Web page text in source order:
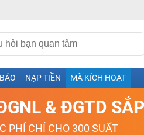
NẠP TIỀN MÃ KÍCH HOẠT
& ĐGTD
PHÍ CHỈ CHO 300 SUẤT